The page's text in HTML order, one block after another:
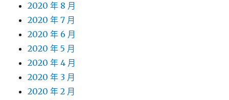
2020 年 8 月
2020 年 7 月
2020 年 6 月
2020 年 5 月
2020 年 4 月
2020 年 3 月
2020 年 2 月